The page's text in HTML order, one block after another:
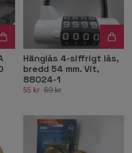
Hänglås 4-siffrigt lås,
bredd 54 mm. Vit,
88024-1
55 kr 69 kr